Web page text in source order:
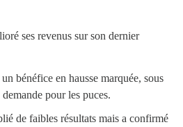
ses revenus sur son dernier
bénéfice en hausse marquée, sous
pour les puces.
de faibles résultats mais a confirmé